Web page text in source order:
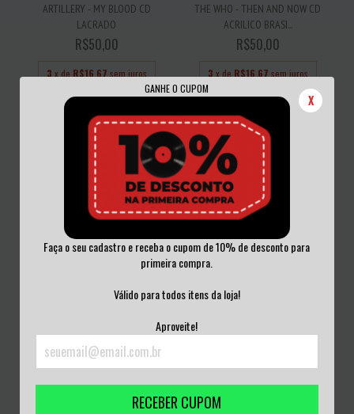
GANHE O CUPOM
X
Faça o seu cadastro e receba o cupom de 10% de desconto para
primeira compra.
Válido para todos itens da loja!
Aproveite!
RECEBER CUPOM
ARTILLERY - MY BLOOD CD
LACRADO
R$50,00
3 x de R$16,67 sem juros
THE WHO - THEN AND NOW CD
ACRILICO BRASI...
R$50,00
3 x de R$16,67 sem juros
ACRILICO
NEGLIGENCE IS REP...